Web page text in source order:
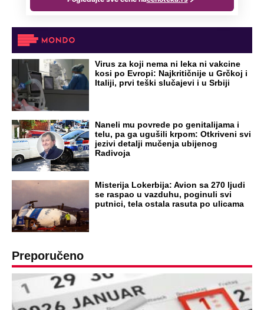
Virus za koji nema ni leka ni vakcine
kosi po Evropi: Najkritičnije u Grčkoj i
Italiji, prvi teški slučajevi i u Srbiji
Naneli mu povrede po genitalijama i
telu, pa ga ugušili krpom: Otkriveni svi
jezivi detalji mučenja ubijenog
Radivoja
Misterija Lokerbija: Avion sa 270 ljudi
se raspao u vazduhu, poginuli svi
putnici, tela ostala rasuta po ulicama
Preporučeno